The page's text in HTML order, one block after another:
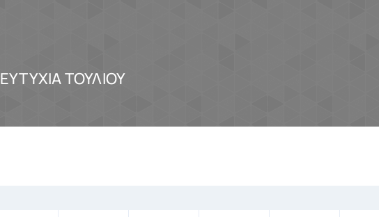
ΕΥΤΥΧΙΑ ΤΟΥΛΙΟΥ